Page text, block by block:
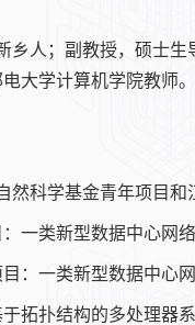
乡人；副教授，硕士
大学计算机学院教师
然科学基金青年项目
一类新型数据中心网
：一类新型数据中心
拓扑结构的多处理器